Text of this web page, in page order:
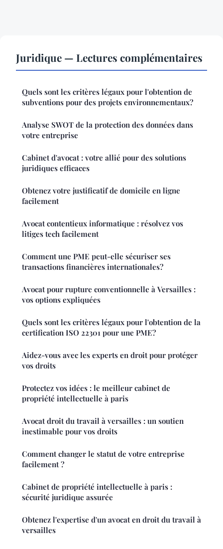
Juridique — Lectures complémentaires
Quels sont les critères légaux pour l'obtention de
subventions pour des projets environnementaux?
Analyse SWOT de la protection des données dans
votre entreprise
Cabinet d'avocat : votre allié pour des solutions
juridiques efficaces
Obtenez votre justificatif de domicile en ligne
facilement
Avocat contentieux informatique : résolvez vos
litiges tech facilement
Comment une PME peut-elle sécuriser ses
transactions financières internationales?
Avocat pour rupture conventionnelle à Versailles :
vos options expliquées
Quels sont les critères légaux pour l'obtention de la
certification ISO 22301 pour une PME?
Aidez-vous avec les experts en droit pour protéger
vos droits
Protectez vos idées : le meilleur cabinet de
propriété intellectuelle à paris
Avocat droit du travail à versailles : un soutien
inestimable pour vos droits
Comment changer le statut de votre entreprise
facilement ?
Cabinet de propriété intellectuelle à paris :
sécurité juridique assurée
Obtenez l'expertise d'un avocat en droit du travail à
versailles